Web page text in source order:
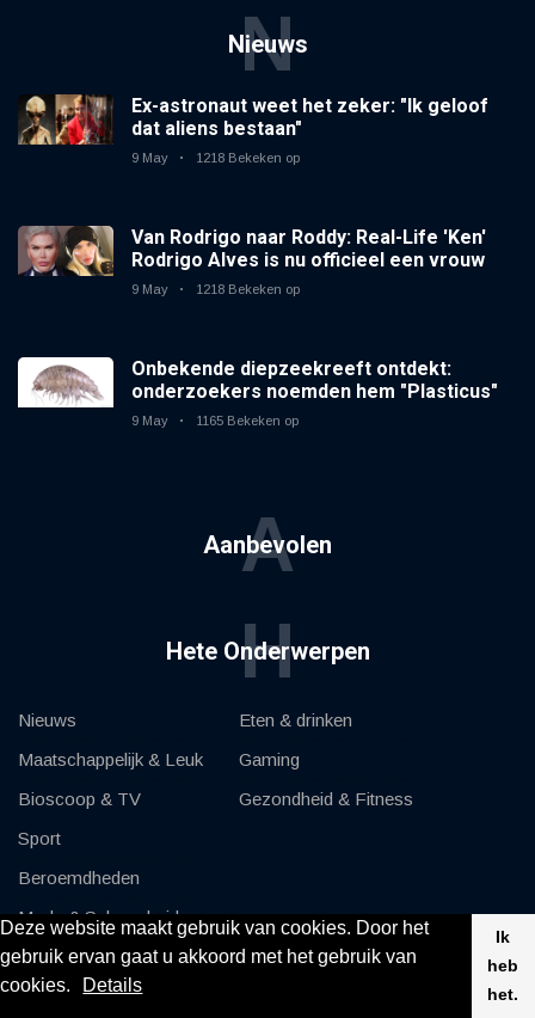
Deze website maakt gebruik van cookies. Door het
gebruik ervan gaat u akkoord met het gebruik van
cookies.
Details
Ik
heb
het.
Nieuws
N
Ex-astronaut weet het zeker: "Ik geloof
dat aliens bestaan"
9 May 1218 Bekeken op
Van Rodrigo naar Roddy: Real-Life 'Ken'
Rodrigo Alves is nu officieel een vrouw
9 May 1218 Bekeken op
Onbekende diepzeekreeft ontdekt:
onderzoekers noemden hem "Plasticus"
9 May 1165 Bekeken op
Aanbevolen
A
Hete Onderwerpen
H
Nieuws
Maatschappelijk & Leuk
Bioscoop & TV
Sport
Beroemdheden
Mode & Schoonheid
Auto's & Motor
Eten & drinken
Gaming
Gezondheid & Fitness